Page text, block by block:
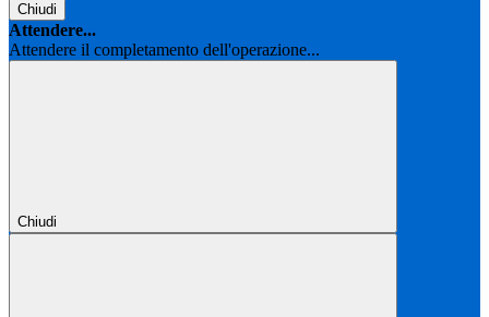
Chiudi
Attendere...
Attendere il completamento dell'operazione...
Chiudi